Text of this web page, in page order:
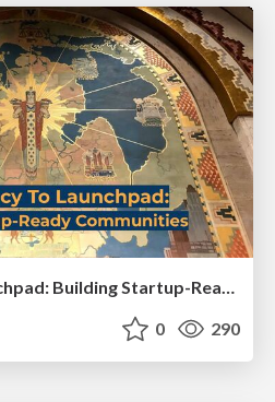
From Legacy to Launchpad: Building Startup-Ready Communities
0 290